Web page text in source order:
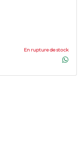
En rupture de stock